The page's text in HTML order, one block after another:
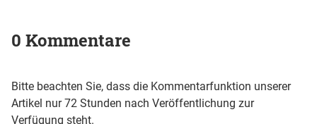
0 Kommentare
Bitte beachten Sie, dass die Kommentarfunktion unserer
Artikel nur 72 Stunden nach Veröffentlichung zur
Verfügung steht.